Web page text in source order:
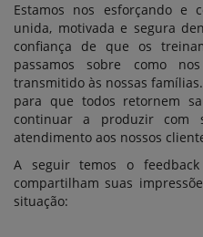
Estamos nos esforçando e
unida, motivada e segura
confiança de que os
passamos sobre como
transmitido às nossas
para que todos retornem
continuar a produzir com
atendimento aos nossos
A seguir temos o
compartilham suas
situação: